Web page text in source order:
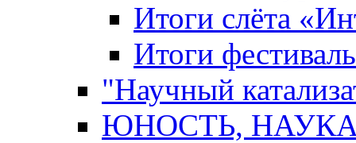
Итоги слёта
Итоги
"Научный
ЮНОСТЬ,